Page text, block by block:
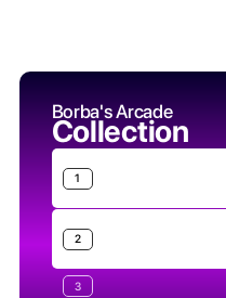
Borba's Arcade
Collection
1
2
3